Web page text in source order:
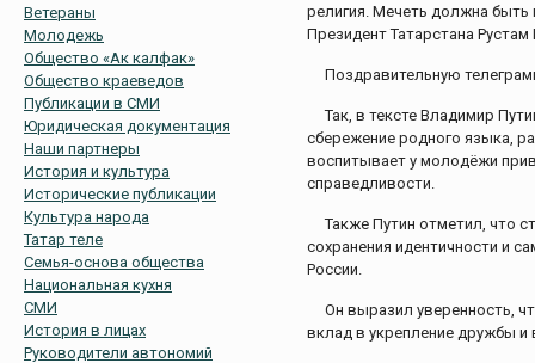
религия. Мечеть должна быть
Президент Татарстана Рустам
Поздравительную
Так, в тексте Владимир
сбережение родного языка,
воспитывает у молодёжи
справедливости.
Также Путин отметил, что
сохранения идентичности и
России.
Он выразил уверенность,
вклад в укрепление дружбы
Ветераны
Молодежь
Общество «Ак калфак»
Общество краеведов
Публикации в СМИ
Юридическая документация
Наши партнеры
История и культура
Исторические публикации
Культура народа
Татар теле
Семья-основа общества
Национальная кухня
СМИ
История в лицах
Руководители автономий